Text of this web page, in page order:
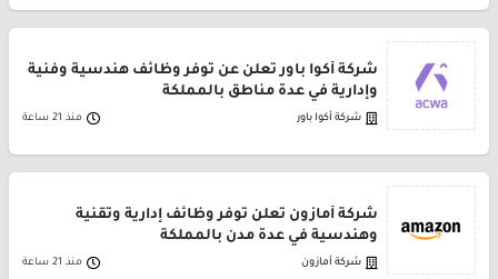
شركة أكوا باور تعلن عن توفر وظائف هندسية وفنية
وإدارية في عدة مناطق بالمملكة
شركة أكوا باور منذ 21 ساعة
شركة أمازون تعلن توفر وظائف إدارية وتقنية
وهندسية في عدة مدن بالمملكة
شركة أمازون منذ 21 ساعة